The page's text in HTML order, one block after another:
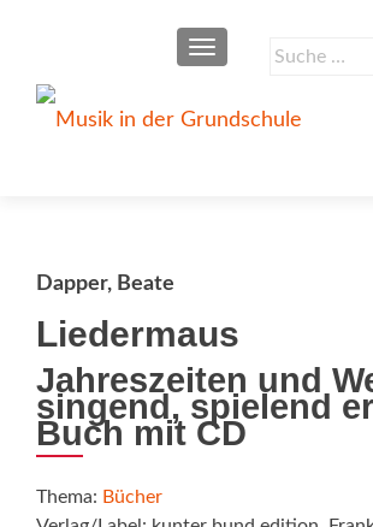
Suche
SCHALTE NAVIGATION
Dapper, Beate
Liedermaus
Jahreszeiten und
singend, spielend
Buch mit CD
Thema: Bücher